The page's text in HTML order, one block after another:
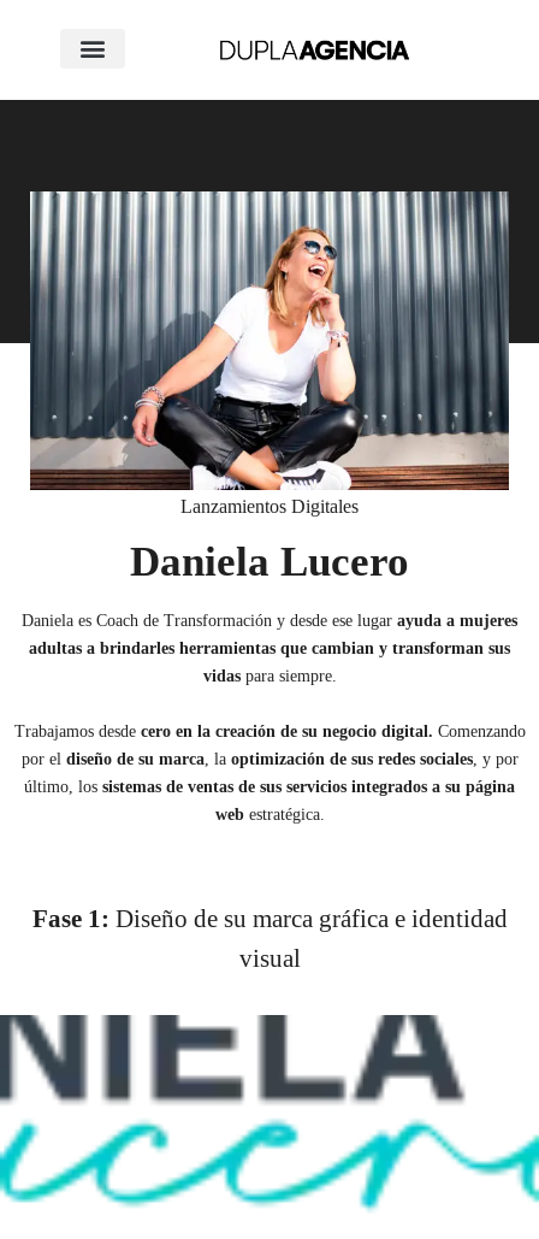
Lanzamientos Digitales
Daniela Lucero
Daniela es Coach de Transformación y desde ese lugar ayuda a mujeres
adultas a brindarles herramientas que cambian y transforman sus
vidaspara siempre.
Trabajamos desdecero en la creación de su negocio digital. Comenzando
por el diseño de su marca, la optimización de sus redes sociales, y por
último, los sistemas de ventas de sus servicios integrados a su página
webestratégica.
Fase 1: Diseño de su marca gráfica e identidad
visual